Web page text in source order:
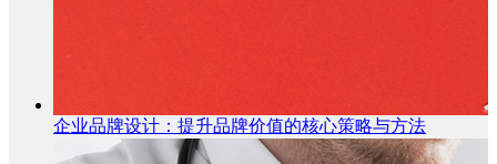
企业品牌设计：提升品牌价值的核心策略与方法